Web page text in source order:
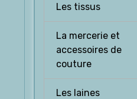
Les tissus
La mercerie et
accessoires de
couture
Les laines